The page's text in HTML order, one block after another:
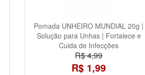
Pomada UNHEIRO MUNDIAL 20g |
Solução para Unhas | Fortalece e
Cuida de Infecções
R$ 4,99
R$ 1,99